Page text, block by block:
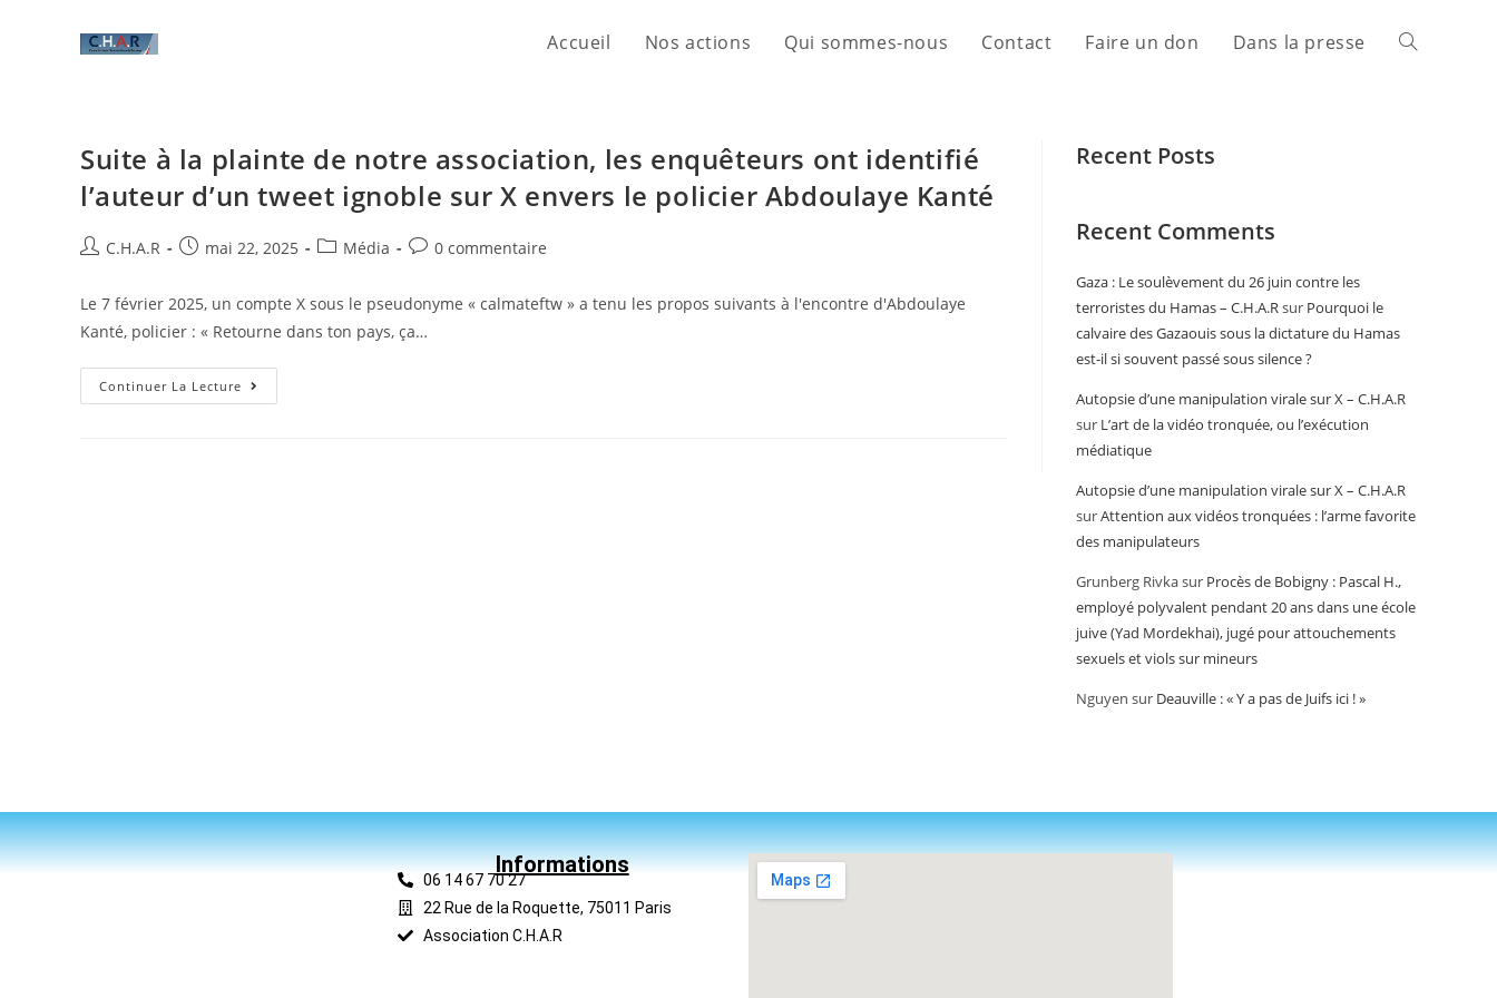
Accueil Nos actions Qui sommes-nous Contact Faire un don Dans la presse
Suite à la plainte de notre association, les enquêteurs ont identifié
l’auteur d’un tweet ignoble sur X envers le policier Abdoulaye Kanté
C.H.A.R mai 22, 2025 Média 0 commentaire
Le 7 février 2025, un compte X sous le pseudonyme « calmateftw » a tenu les propos suivants à l'encontre d'Abdoulaye
Kanté, policier : « Retourne dans ton pays, ça…
Continuer La Lecture
Recent Posts
Recent Comments
Gaza : Le soulèvement du 26 juin contre les
terroristes du Hamas – C.H.A.Rsur Pourquoi le
calvaire des Gazaouis sous la dictature du Hamas
est-il si souvent passé sous silence ?
Autopsie d’une manipulation virale sur X – C.H.A.R
sur L’art de la vidéo tronquée, ou l’exécution
médiatique
Autopsie d’une manipulation virale sur X – C.H.A.R
surAttention aux vidéos tronquées : l’arme favorite
des manipulateurs
Grunberg Rivkasur Procès de Bobigny : Pascal H.,
employé polyvalent pendant 20 ans dans une école
juive (Yad Mordekhai), jugé pour attouchements
sexuels et viols sur mineurs
Nguyen sur Deauville : « Y a pas de Juifs ici ! »
Informations
06 14 67 70 27
22 Rue de la Roquette, 75011 Paris
Association C.H.A.R